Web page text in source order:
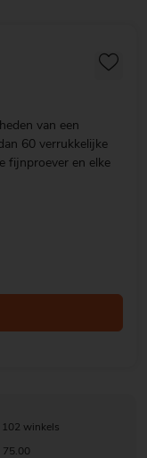
van een
60 verrukkelijke
fijnproever en elke
102 winkels
75.00